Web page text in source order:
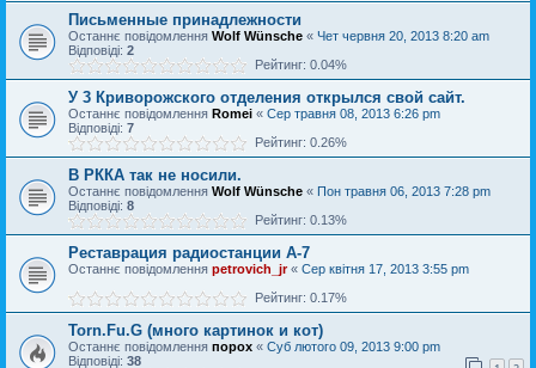
Письменные принадлежности
Останнє повідомлення Wolf Wünsche « Чет червня 20, 2013 8:20 am
Відповіді: 2
Рейтинг: 0.04%
У 3 Криворожского отделения открылся свой сайт.
Останнє повідомлення Romei « Сер травня 08, 2013 6:26 pm
Відповіді: 7
Рейтинг: 0.26%
В РККА так не носили.
Останнє повідомлення Wolf Wünsche « Пон травня 06, 2013 7:28 pm
Відповіді: 8
Рейтинг: 0.13%
Реставрация радиостанции А-7
Останнє повідомлення petrovich_jr« Сер квітня 17, 2013 3:55 pm
Рейтинг: 0.17%
Torn.Fu.G (много картинок и кот)
Останнє повідомлення порох « Суб лютого 09, 2013 9:00 pm
Відповіді: 38